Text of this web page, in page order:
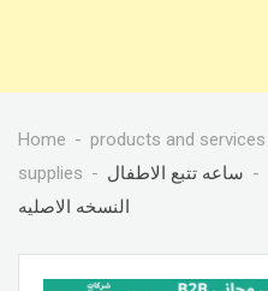
Home products and services
supplies
ساعه تتبع الاطفال nabi
النسخه الاصليه